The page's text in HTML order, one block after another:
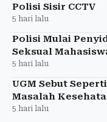
Polisi Sisir CCTV
5 hari lalu
Polisi Mulai
Seksual
5 hari lalu
UGM Sebut
Masalah
5 hari lalu